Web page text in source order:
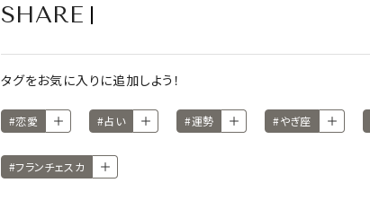
SHARE
タグをお気に入りに追加しよう！
#恋愛 #占い #運勢 #やぎ座
#フランチェスカ